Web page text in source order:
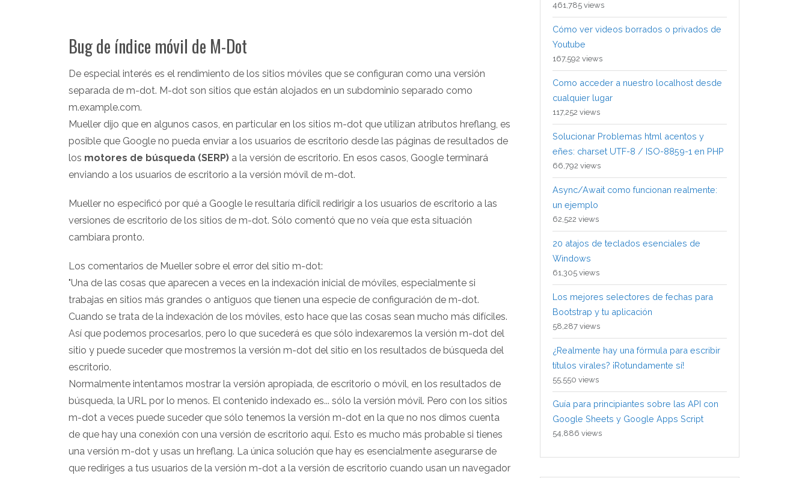
Bug de índice móvil de M-Dot
De especial interés es el rendimiento de los sitios móviles que se configuran como una versión
separada de m-dot. M-dot son sitios que están alojados en un subdominio separado como
m.example.com.
Mueller dijo que en algunos casos, en particular en los sitios m-dot que utilizan atributos hreflang, es
posible que Google no pueda enviar a los usuarios de escritorio desde las páginas de resultados de
los motores de búsqueda (SERP) a la versión de escritorio. En esos casos, Google terminará
enviando a los usuarios de escritorio a la versión móvil de m-dot.
Mueller no especificó por qué a Google le resultaría difícil redirigir a los usuarios de escritorio a las
versiones de escritorio de los sitios de m-dot. Sólo comentó que no veía que esta situación
cambiara pronto.
Los comentarios de Mueller sobre el error del sitio m-dot:
"Una de las cosas que aparecen a veces en la indexación inicial de móviles, especialmente si
trabajas en sitios más grandes o antiguos que tienen una especie de configuración de m-dot.
Cuando se trata de la indexación de los móviles, esto hace que las cosas sean mucho más difíciles.
Así que podemos procesarlos, pero lo que sucederá es que sólo indexaremos la versión m-dot del
sitio y puede suceder que mostremos la versión m-dot del sitio en los resultados de búsqueda del
escritorio.
Normalmente intentamos mostrar la versión apropiada, de escritorio o móvil, en los resultados de
búsqueda, la URL por lo menos. El contenido indexado es... sólo la versión móvil. Pero con los sitios
m-dot a veces puede suceder que sólo tenemos la versión m-dot en la que no nos dimos cuenta
de que hay una conexión con una versión de escritorio aquí. Esto es mucho más probable si tienes
una versión m-dot y usas un hreflang. La única solución que hay es esencialmente asegurarse de
que rediriges a tus usuarios de la versión m-dot a la versión de escritorio cuando usan un navegador
461,785 views
Cómo ver videos borrados o privados de
Youtube
167,592 views
Como acceder a nuestro localhost desde
cualquier lugar
117,252 views
Solucionar Problemas html acentos y
eñes: charset UTF-8 / ISO-8859-1 en PHP
66,792 views
Async/Await como funcionan realmente:
un ejemplo
62,522 views
20 atajos de teclados esenciales de
Windows
61,305 views
Los mejores selectores de fechas para
Bootstrap y tu aplicación
58,287 views
¿Realmente hay una fórmula para escribir
títulos virales? ¡Rotundamente sí!
55,550 views
Guía para principiantes sobre las API con
Google Sheets y Google Apps Script
54,886 views